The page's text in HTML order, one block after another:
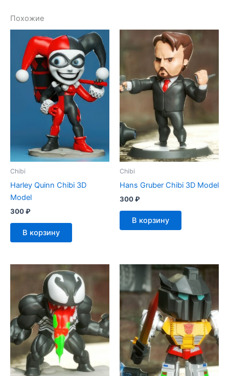
Похожие
Chibi
Harley Quinn Chibi 3D
Model
300₽
В корзину
Chibi
Hans Gruber Chibi 3D Model
300₽
В корзину